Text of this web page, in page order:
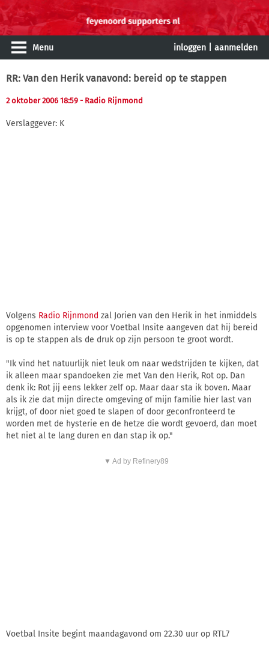
Menu inloggen aanmelden
RR: Van den Herik vanavond: bereid op te stappen
2 oktober 2006 18:59 - Radio Rijnmond
Verslaggever: K
Volgens Radio Rijnmond zal Jorien van den Herik in het inmiddels
opgenomen interview voor Voetbal Insite aangeven dat hij bereid
is op te stappen als de druk op zijn persoon te groot wordt.
"Ik vind het natuurlijk niet leuk om naar wedstrijden te kijken, dat
ik alleen maar spandoeken zie met Van den Herik, Rot op. Dan
denk ik: Rot jij eens lekker zelf op. Maar daar sta ik boven. Maar
als ik zie dat mijn directe omgeving of mijn familie hier last van
krijgt, of door niet goed te slapen of door geconfronteerd te
worden met de hysterie en de hetze die wordt gevoerd, dan moet
het niet al te lang duren en dan stap ik op."
▼ Ad by Refinery89
Voetbal Insite begint maandagavond om 22.30 uur op RTL7